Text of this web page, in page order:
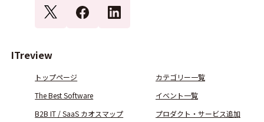
ITreview
トップページ
カテゴリー一覧
The Best Software
イベント一覧
B2B IT / SaaS カオスマップ
プロダクト・サービス追加